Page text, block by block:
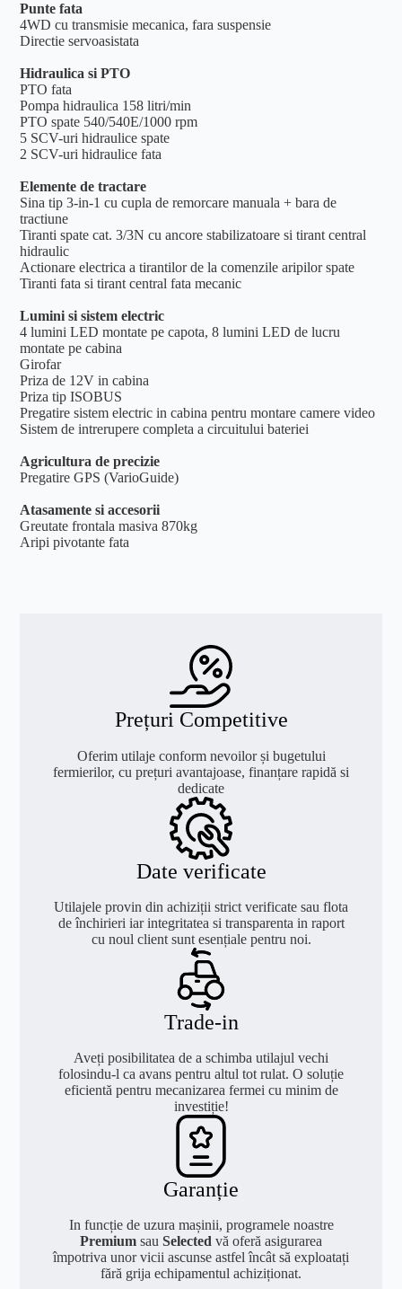
Punte fata
4WD cu transmisie mecanica, fara suspensie
Directie servoasistata
Hidraulica si PTO
PTO fata
Pompa hidraulica 158 litri/min
PTO spate 540/540E/1000 rpm
5 SCV-uri hidraulice spate
2 SCV-uri hidraulice fata
Elemente de tractare
Sina tip 3-in-1 cu cupla de remorcare manuala + bara de
tractiune
Tiranti spate cat. 3/3N cu ancore stabilizatoare si tirant central
hidraulic
Actionare electrica a tirantilor de la comenzile aripilor spate
Tiranti fata si tirant central fata mecanic
Lumini si sistem electric
4 lumini LED montate pe capota, 8 lumini LED de lucru
montate pe cabina
Girofar
Priza de 12V in cabina
Priza tip ISOBUS
Pregatire sistem electric in cabina pentru montare camere video
Sistem de intrerupere completa a circuitului bateriei
Agricultura de precizie
Pregatire GPS (VarioGuide)
Atasamente si accesorii
Greutate frontala masiva 870kg
Aripi pivotante fata
Prețuri Competitive
Oferim utilaje conform nevoilor și bugetului
fermierilor, cu prețuri avantajoase, finanțare rapidă si
dedicate
Date verificate
Utilajele provin din achiziții strict verificate sau flota
de închirieri iar integritatea si transparenta in raport
cu noul client sunt esențiale pentru noi.
Trade-in
Aveți posibilitatea de a schimba utilajul vechi
folosindu-l ca avans pentru altul tot rulat. O soluție
eficientă pentru mecanizarea fermei cu minim de
investiție!
Garanție
In funcție de uzura mașinii, programele noastre
Premium sau Selected vă oferă asigurarea
împotriva unor vicii ascunse astfel încât să exploatați
fără grija echipamentul achiziționat.